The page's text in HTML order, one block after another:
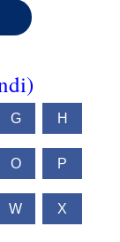
G H
O P
W X